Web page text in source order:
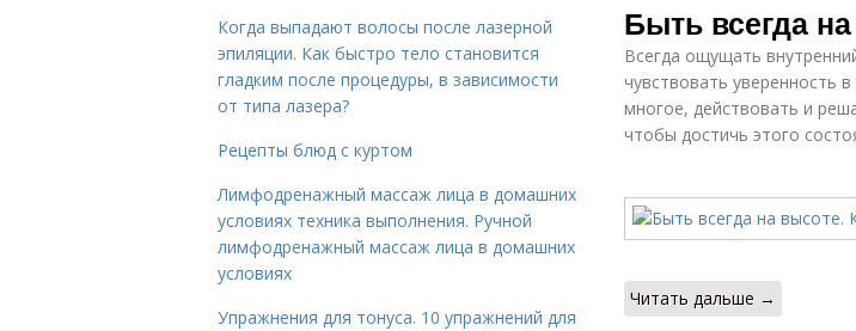
Быть всегда
Всегда ощущать
чувствовать уверенность
многое, действовать и
чтобы достичь этого
Читать дальше →
Когда выпадают волосы после лазерной
эпиляции. Как быстро тело становится
гладким после процедуры, в зависимости
от типа лазера?
Рецепты блюд с куртом
Лимфодренажный массаж лица в домашних
условиях техника выполнения. Ручной
лимфодренажный массаж лица в домашних
условиях
Упражнения для тонуса. 10 упражнений для